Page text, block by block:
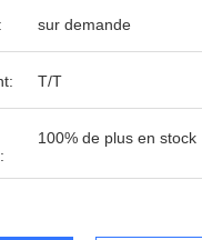
sur demande
T/T
100% de plus en stock